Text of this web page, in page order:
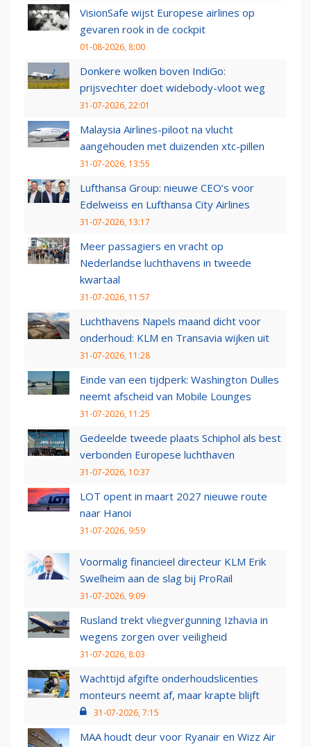
VisionSafe wijst Europese airlines op
gevaren rook in de cockpit
01-08-2026, 8:00
Donkere wolken boven IndiGo:
prijsvechter doet widebody-vloot weg
31-07-2026, 22:01
Malaysia Airlines-piloot na vlucht
aangehouden met duizenden xtc-pillen
31-07-2026, 13:55
Lufthansa Group: nieuwe CEO’s voor
Edelweiss en Lufthansa City Airlines
31-07-2026, 13:17
Meer passagiers en vracht op
Nederlandse luchthavens in tweede
kwartaal
31-07-2026, 11:57
Luchthavens Napels maand dicht voor
onderhoud: KLM en Transavia wijken uit
31-07-2026, 11:28
Einde van een tijdperk: Washington Dulles
neemt afscheid van Mobile Lounges
31-07-2026, 11:25
Gedeelde tweede plaats Schiphol als best
verbonden Europese luchthaven
31-07-2026, 10:37
LOT opent in maart 2027 nieuwe route
naar Hanoi
31-07-2026, 9:59
Voormalig financieel directeur KLM Erik
Swelheim aan de slag bij ProRail
31-07-2026, 9:09
Rusland trekt vliegvergunning Izhavia in
wegens zorgen over veiligheid
31-07-2026, 8:03
Wachttijd afgifte onderhoudslicenties
monteurs neemt af, maar krapte blijft
31-07-2026, 7:15
MAA houdt deur voor Ryanair en Wizz Air